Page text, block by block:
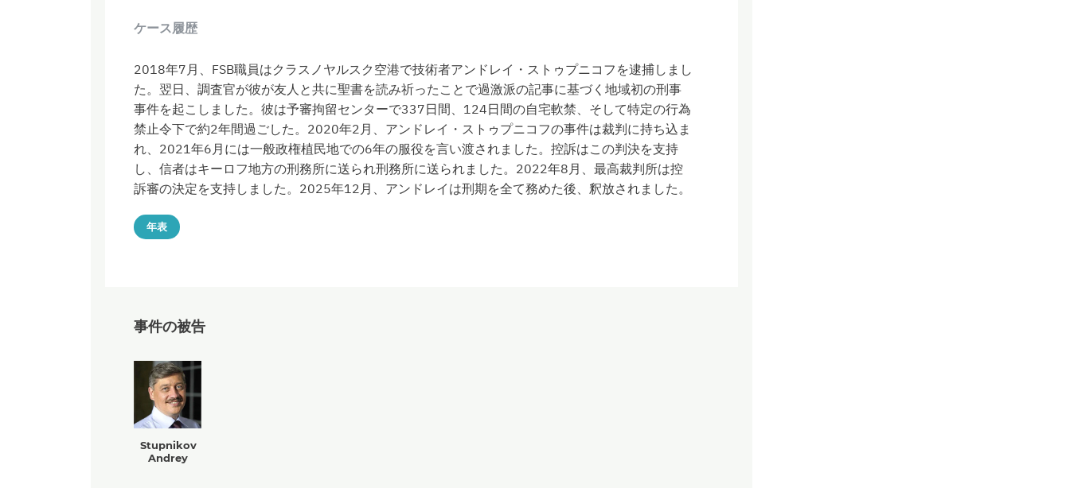
ケース履歴
2018年7月、FSB職員はクラスノヤルスク空港で技術者アンドレイ・ストゥプニコフを逮捕しまし
た。翌日、調査官が彼が友人と共に聖書を読み祈ったことで過激派の記事に基づく地域初の刑事
事件を起こしました。彼は予審拘留センターで337日間、124日間の自宅軟禁、そして特定の行為
禁止令下で約2年間過ごした。2020年2月、アンドレイ・ストゥプニコフの事件は裁判に持ち込ま
れ、2021年6月には一般政権植民地での6年の服役を言い渡されました。控訴はこの判決を支持
し、信者はキーロフ地方の刑務所に送られ刑務所に送られました。2022年8月、最高裁判所は控
訴審の決定を支持しました。2025年12月、アンドレイは刑期を全て務めた後、釈放されました。
年表
事件の被告
Stupnikov
Andrey